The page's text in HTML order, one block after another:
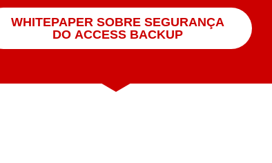
WHITEPAPER SOBRE SEGURANÇA
DO ACCESS BACKUP